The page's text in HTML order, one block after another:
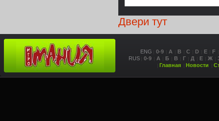
Двери тут
ENG 0-9 A B C D E
F
RUS
0-9 А Б В Г Д Е Ж
Главная
Новости